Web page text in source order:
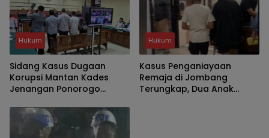
Hukum
Sidang Kasus Dugaan
Korupsi Mantan Kades
Jenangan Ponorogo
TKD Tanpa Musyawarah
Hukum
Kasus Penganiayaan
Remaja di Jombang
Terungkap, Dua Anak